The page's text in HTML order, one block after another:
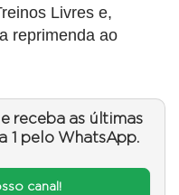
Livres e,
reprimenda ao
receba as últimas
1 pelo WhatsApp.
canal!